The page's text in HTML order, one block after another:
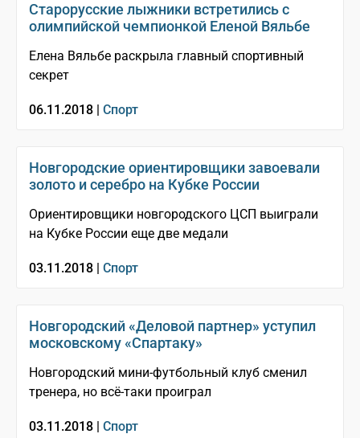
Старорусские лыжники встретились с
олимпийской чемпионкой Еленой Вяльбе
Елена Вяльбе раскрыла главный спортивный
секрет
06.11.2018 | Спорт
Новгородские ориентировщики завоевали
золото и серебро на Кубке России
Ориентировщики новгородского ЦСП выиграли
на Кубке России еще две медали
03.11.2018 | Спорт
Новгородский «Деловой партнер» уступил
московскому «Спартаку»
Новгородский мини-футбольный клуб сменил
тренера, но всё-таки проиграл
03.11.2018 | Спорт